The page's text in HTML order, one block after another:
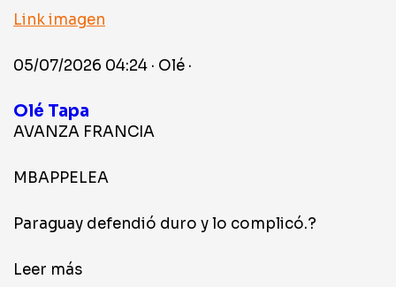
Link imagen
05/07/2026 04:24 · Olé ·
Olé Tapa
AVANZA FRANCIA
MBAPPELEA
Paraguay defendió duro y lo complicó.?
Leer más